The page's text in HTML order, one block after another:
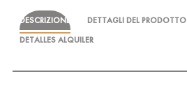
DESCRIZIONE DETTAGLI DEL PRODOTTO
DETALLES ALQUILER